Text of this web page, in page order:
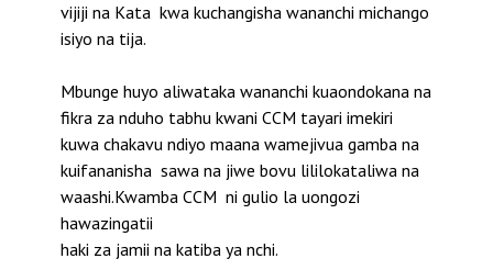
vijiji na Kata kwa kuchangisha wananchi michango
isiyo na tija.
Mbunge huyo aliwataka wananchi kuaondokana na
fikra za nduho tabhu kwani CCM tayari imekiri
kuwa chakavu ndiyo maana wamejivua gamba na
kuifananisha sawa na jiwe bovu lililokataliwa na
waashi.Kwamba CCM ni gulio la uongozi
hawazingatii
haki za jamii na katiba ya nchi.